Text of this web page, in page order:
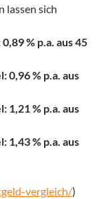
lassen sich
% p.a. aus 45
0,96 % p.a. aus
1,21 % p.a. aus
1,43 % p.a. aus
vergleich/)